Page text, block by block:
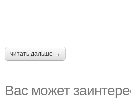
читать дальше →
Вас может